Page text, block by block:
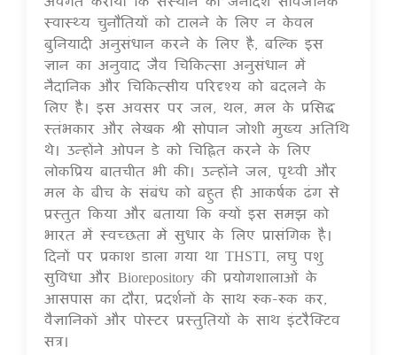
स्वास्थ्य चुनौतियों को टालने के लिए न केवल
बुनियादी अनुसंधान करने के लिए है, बल्कि इस
ज्ञान का अनुवाद जैव चिकित्सा अनुसंधान में
नैदानिक ​​और चिकित्सीय परिदृश्य को बदलने के
लिए है। इस अवसर पर जल, थल, मल के प्रसिद्ध
स्तंभकार और लेखक श्री सोपान जोशी मुख्य अतिथि
थे। उन्होंने ओपन डे को चिह्नित करने के लिए
लोकप्रिय बातचीत भी की। उन्होंने जल, पृथ्वी और
मल के बीच के संबंध को बहुत ही आकर्षक ढंग से
प्रस्तुत किया और बताया कि क्यों इस समझ को
भारत में स्वच्छता में सुधार के लिए प्रासंगिक है।
दिनों पर प्रकाश डाला गया था THSTI, लघु पशु
सुविधा और Biorepository की प्रयोगशालाओं के
आसपास का दौरा, प्रदर्शनों के साथ रुक-रुक कर,
वैज्ञानिकों और पोस्टर प्रस्तुतियों के साथ इंटरैक्टिव
सत्र।